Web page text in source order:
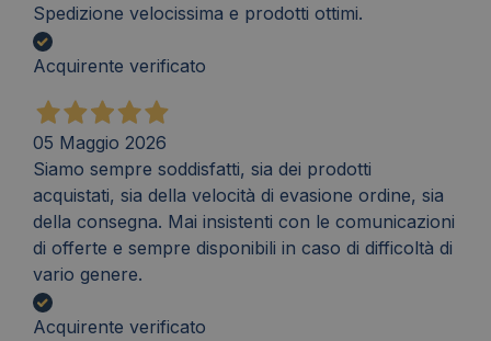
Spedizione velocissima e prodotti ottimi.
Acquirente verificato
05 Maggio 2026
Siamo sempre soddisfatti, sia dei prodotti
acquistati, sia della velocità di evasione ordine, sia
della consegna. Mai insistenti con le comunicazioni
di offerte e sempre disponibili in caso di difficoltà di
vario genere.
Acquirente verificato